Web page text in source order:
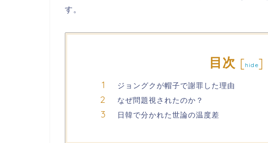
す。
目次 [hide]
ジョングクが帽子で謝罪した理由
なぜ問題視されたのか？
日韓で分かれた世論の温度差